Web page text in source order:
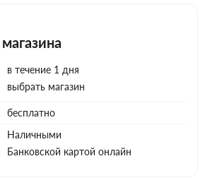
в течение 1 дня
выбрать магазин
бесплатно
Наличными
Банковской картой онлайн